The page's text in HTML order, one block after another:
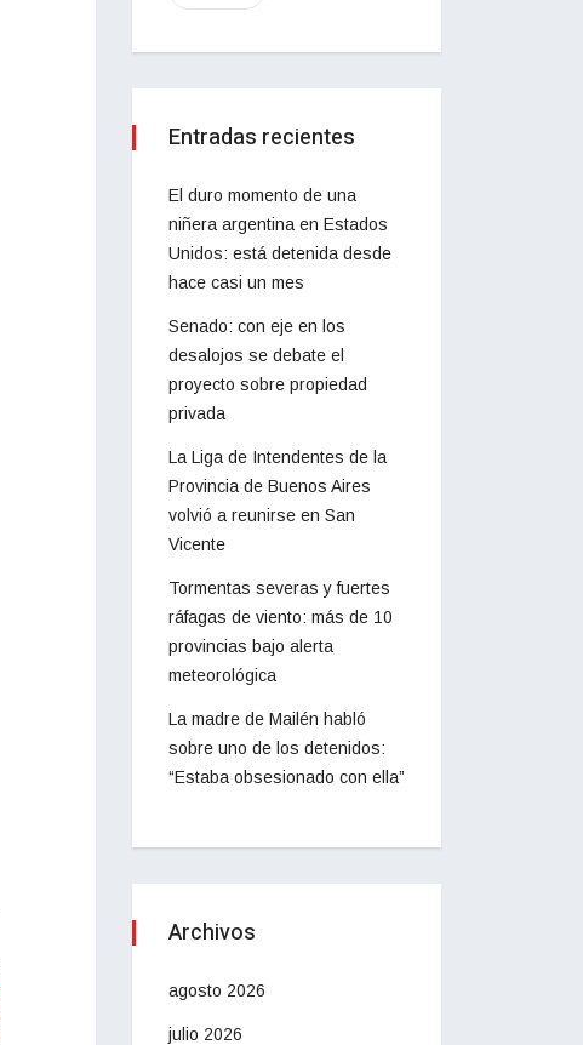
Entradas recientes
El duro momento de una
niñera argentina en Estados
Unidos: está detenida desde
hace casi un mes
Senado: con eje en los
desalojos se debate el
proyecto sobre propiedad
privada
La Liga de Intendentes de la
Provincia de Buenos Aires
volvió a reunirse en San
Vicente
Tormentas severas y fuertes
ráfagas de viento: más de 10
provincias bajo alerta
meteorológica
La madre de Mailén habló
sobre uno de los detenidos:
“Estaba obsesionado con ella”
Archivos
agosto 2026
julio 2026